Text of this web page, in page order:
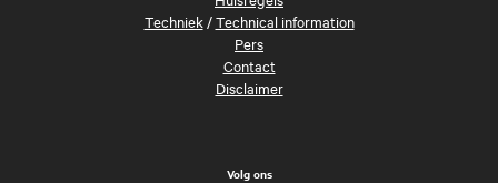
Techniek/Technical information
Pers
Contact
Disclaimer
Volg ons